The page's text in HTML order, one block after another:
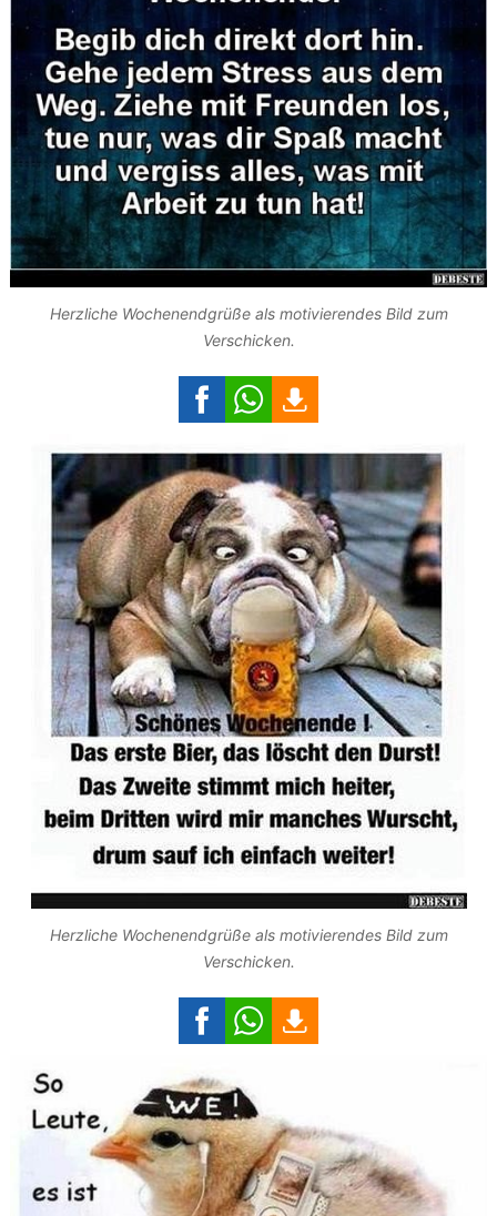
Herzliche Wochenendgrüße als motivierendes Bild zum
Verschicken.
Herzliche Wochenendgrüße als motivierendes Bild zum
Verschicken.